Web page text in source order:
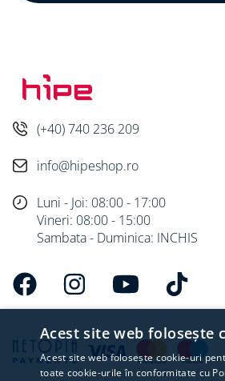
(+40) 740 236 209
info@hipeshop.ro
Luni - Joi: 08:00 - 17:00
Vineri: 08:00 - 15:00
Sambata - Duminica: INCHIS
Acest site web folosește
Acest site web folosește cookie-uri
toate cookie-urile în conformitate cu